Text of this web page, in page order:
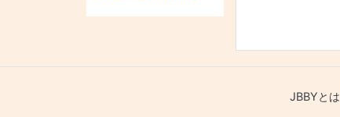
JBBYとは